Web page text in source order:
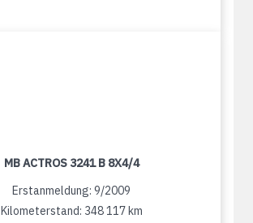
MB ACTROS 3241 B 8X4/4
Erstanmeldung: 9/2009
Kilometerstand: 348 117 km